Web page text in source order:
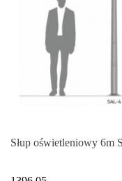
Słup oświetleniowy 6m